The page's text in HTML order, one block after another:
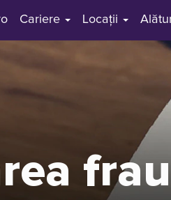
Cariere Locații